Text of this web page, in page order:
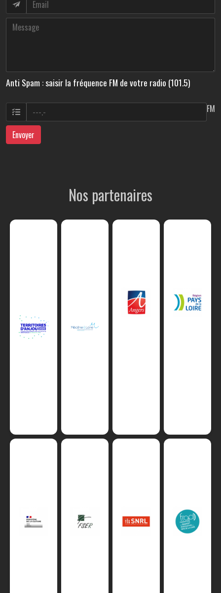
Anti Spam : saisir la fréquence FM de votre radio (101.5)
FM
Envoyer
Nos partenaires